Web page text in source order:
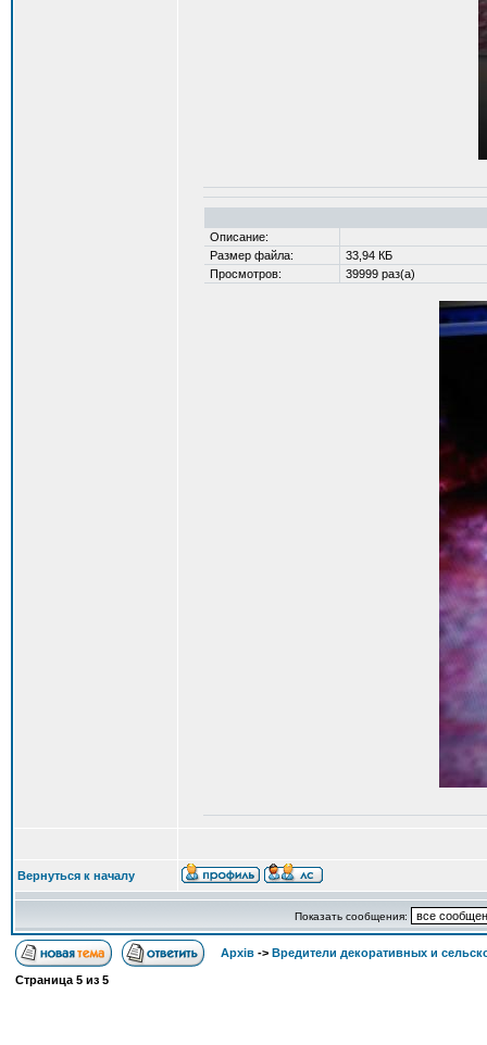
Описание:
Размер файла:
33,94 КБ
Просмотров:
39999 раз(а)
Вернуться к началу
Показать сообщения:
Архів -> Вредители декоративных и
Страница 5 из 5